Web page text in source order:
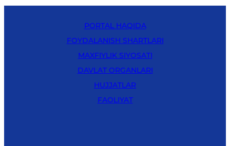
PORTAL HAQIDA
FOYDALANISH SHARTLARI
MAXFIYLIK SIYOSATI
DAVLAT ORGANLARI
HUJJATLAR
FAOLIYAT